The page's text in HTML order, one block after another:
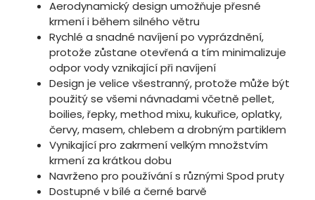
Aerodynamický design umožňuje přesné
krmení i během silného větru
Rychlé a snadné navíjení po vyprázdnění,
protože zůstane otevřená a tím minimalizuje
odpor vody vznikající při navíjení
Design je velice všestranný, protože může být
použitý se všemi návnadami včetně pellet,
boilies, řepky, method mixu, kukuřice, oplatky,
červy, masem, chlebem a drobným partiklem
Vynikající pro zakrmení velkým množstvím
krmení za krátkou dobu
Navrženo pro používání s různými Spod pruty
Dostupné v bílé a černé barvě